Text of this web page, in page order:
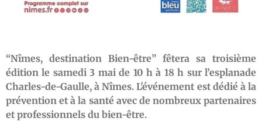
“Nîmes, destination Bien-être” fêtera sa troisième
édition le samedi 3 mai de 10 h à 18 h sur l’esplanade
Charles-de-Gaulle, à Nîmes. L'événement est dédié à la
prévention et à la santé avec de nombreux partenaires
et professionnels du bien-être.